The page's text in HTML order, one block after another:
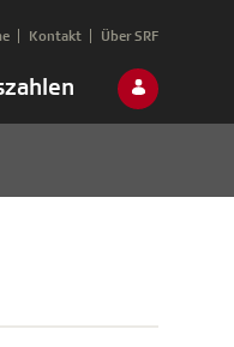
Kontakt Über SRF